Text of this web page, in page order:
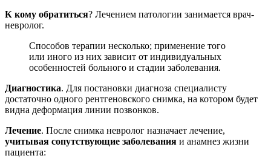
К кому обратиться? Лечением патологии занимается врач-
невролог.
Способов терапии несколько; применение того
или иного из них зависит от индивидуальных
особенностей больного и стадии заболевания.
Диагностика. Для постановки диагноза специалисту
достаточно одного рентгеновского снимка, на котором будет
видна деформация линии позвонков.
Лечение. После снимка невролог назначает лечение,
учитывая сопутствующие заболевания и анамнез жизни
пациента: